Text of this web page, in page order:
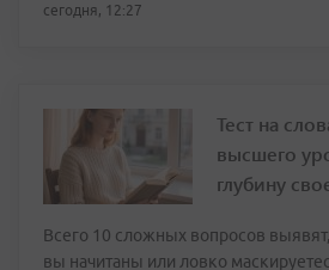
сегодня, 12:27
Тест на
высшего
глубину
Всего 10 сложных вопросов
вы начитаны или ловко